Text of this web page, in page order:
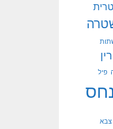
פיל
צבא